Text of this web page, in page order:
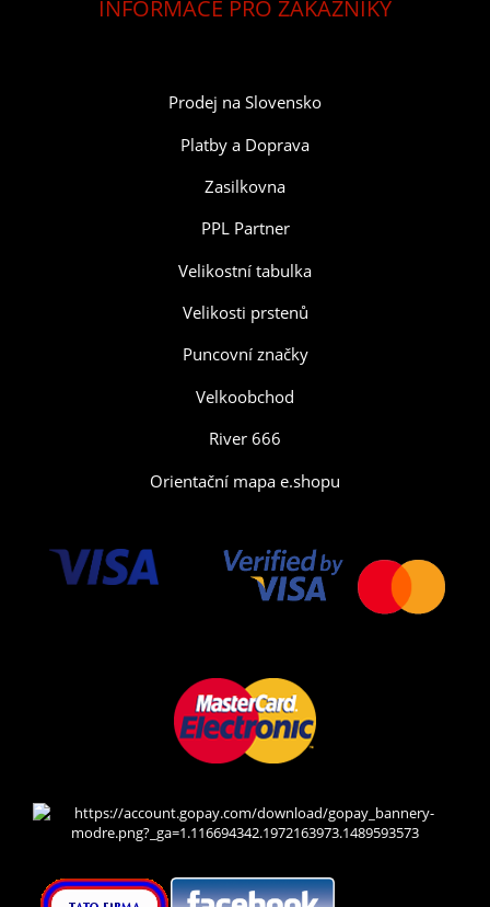
INFORMACE PRO ZÁKAZNÍKY
Prodej na Slovensko
Platby a Doprava
Zasilkovna
PPL Partner
Velikostní tabulka
Velikosti prstenů
Puncovní značky
Velkoobchod
River 666
Orientační mapa e.shopu